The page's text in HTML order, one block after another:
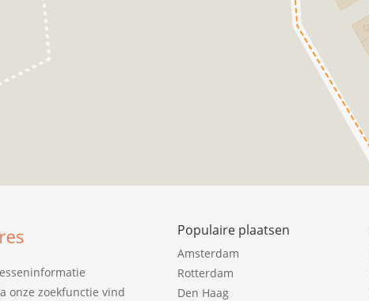
onze zoekfunctie vind
Populaire plaatsen
Amsterdam
Rotterdam
Den Haag